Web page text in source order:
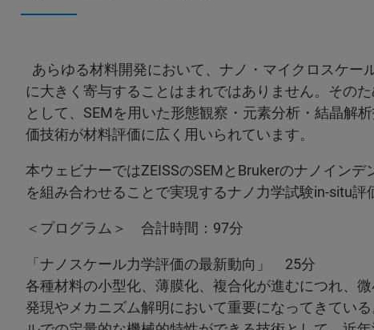
あらゆる材料開発において、ナノ・マイクロスケ
に大きく寄与することはまれではありません。その
として、SEMを用いた形態観察・元素分析・結晶解
価技術が材料評価に広く用いられています。
本ウェビナーではZEISSのSEMとBrukerのナノイン
を組み合わせることで実現するナノ力学試験in-situ評
＜プログラム＞ 合計時間：97分
「ナノスケール力学評価の最新動向」 25分
各種材料の小型化、薄膜化、複合化が進むにつれ、
発現やメカニズム解明において重要になってきてい